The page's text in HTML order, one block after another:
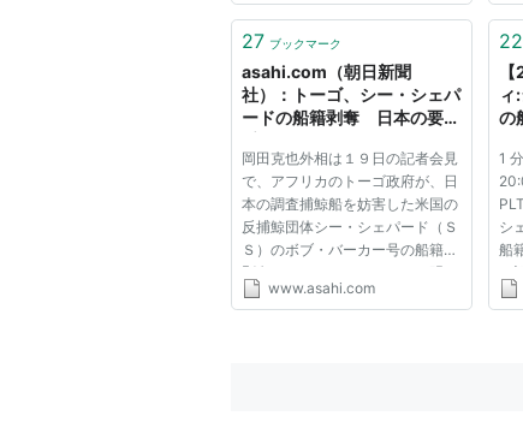
人がテレビの放映権料や広告収入
27 ブックマーク
asahi.com（朝日新聞
社）：トーゴ、シー・シェパ
ードの船籍剥奪 日本の要請
岡田克也外相は１９日の記者会見
で、アフリカのトーゴ政府が、日
本の調査捕鯨船を妨害した米国の
反捕鯨団体シー・シェパード（Ｓ
Ｓ）のボブ・バーカー号の船籍を
剥奪（はくだつ）したことを明ら
かにした。船籍がなくても航行は
www.asahi.com
22
ィ
の
1
シ
船
反